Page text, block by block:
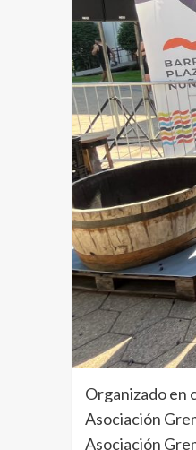
Organizado en
Asociación
Asociación